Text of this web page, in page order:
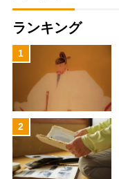
ランキング
1
2